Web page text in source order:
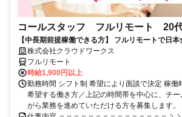
コールスタッフ フルリモート 20
【中長期前提稼働できる方】 フルリモートで日
働80時間で安定収入！
株式会社クラウドワークス
フルリモート
時給1,900円以上
勤務時間 シフト制 希望により面談で決定 稼
希望する働き方／上記の時間帯を中心に、チ
がら業務を進めていただける方を募集します